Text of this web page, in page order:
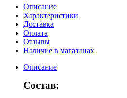
Описание
Характеристики
Доставка
Оплата
Отзывы
Наличие в магазинах
Описание
Состав: